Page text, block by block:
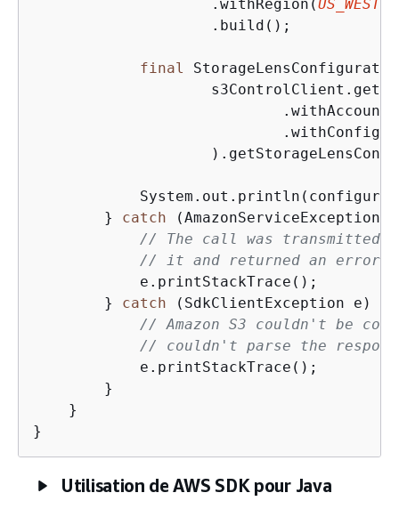
                    .withRegion(
US_WEST_2
                    .build();
final
        }
catch (AmazonServiceException
// The call was transmitted
// it and returned an error
            e.printStackTrace();
        }
catch (SdkClientException e)
// Amazon S3 couldn't be
// couldn't parse the
            e.printStackTrace();
        }
    }
}
Utilisation de AWS SDK pour Java